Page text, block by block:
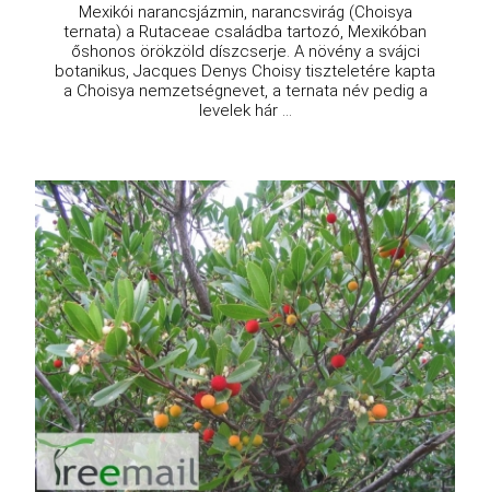
Mexikói narancsjázmin, narancsvirág (Choisya
ternata) a Rutaceae családba tartozó, Mexikóban
őshonos örökzöld díszcserje. A növény a svájci
botanikus, Jacques Denys Choisy tiszteletére kapta
a Choisya nemzetségnevet, a ternata név pedig a
levelek hár ...